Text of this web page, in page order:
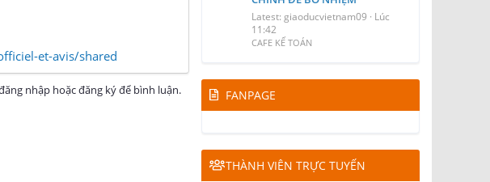
et-avis/shared
nhập hoặc đăng ký để bình luận.
Latest: giaoducvietnam09
Lúc
11:42
CAFE KẾ TOÁN
FANPAGE
THÀNH VIÊN TRỰC TUYẾN